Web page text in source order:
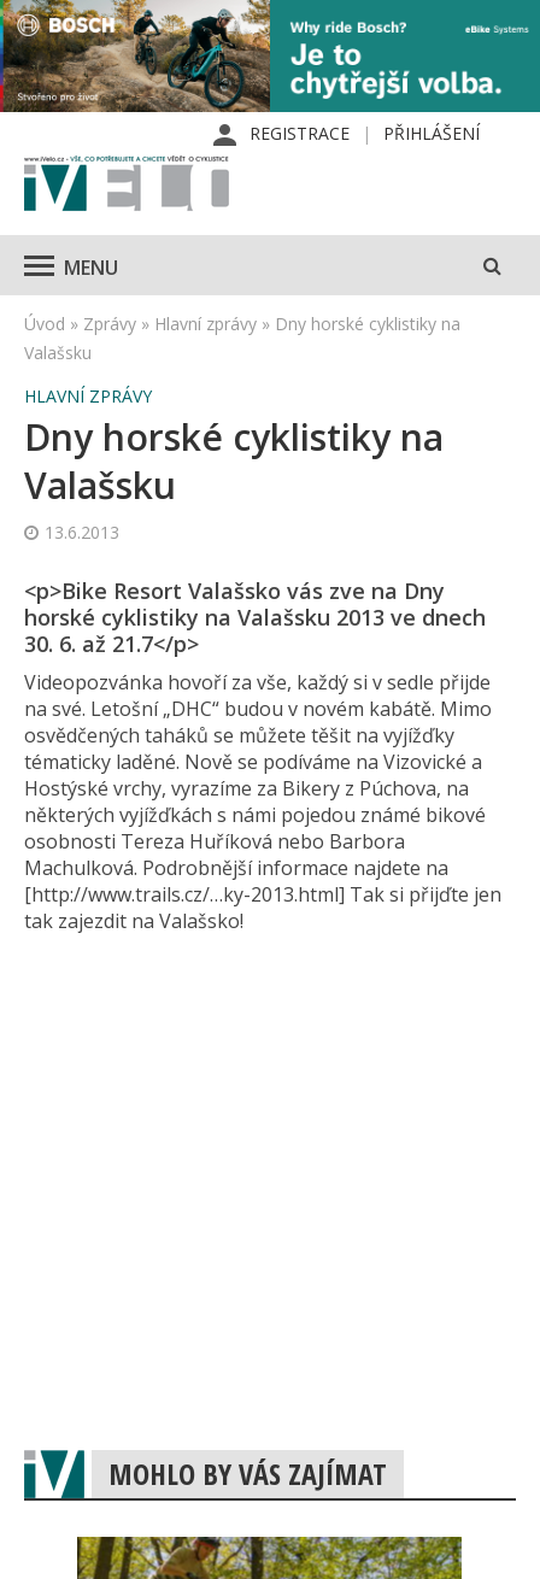
REGISTRACE PŘIHLÁŠENÍ
MENU
Úvod » Zprávy » Hlavní zprávy » Dny horské cyklistiky na
Valašsku
HLAVNÍ ZPRÁVY
Dny horské cyklistiky na
Valašsku
13.6.2013
<p>Bike Resort Valašsko vás zve na Dny
horské cyklistiky na Valašsku 2013 ve dnech
30. 6. až 21.7</p>
Videopozvánka hovoří za vše, každý si v sedle přijde
na své. Letošní „DHC“ budou v novém kabátě. Mimo
osvědčených taháků se můžete těšit na vyjížďky
tématicky laděné. Nově se podíváme na Vizovické a
Hostýské vrchy, vyrazíme za Bikery z Púchova, na
některých vyjížďkách s námi pojedou známé bikové
osobnosti Tereza Huříková nebo Barbora
Machulková. Podrobnější informace najdete na
[http://www.trails.cz/…ky-2013.html] Tak si přijďte jen
tak zajezdit na Valašsko!
MOHLO BY VÁS ZAJÍMAT